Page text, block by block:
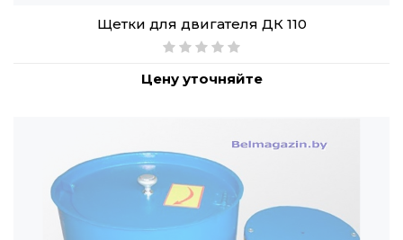
Щетки для двигателя ДК 110
Цену уточняйте